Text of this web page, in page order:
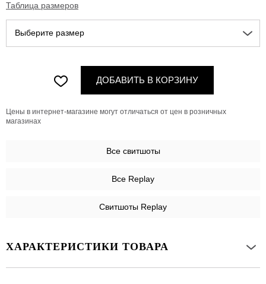
Таблица размеров
Выберите размер
ДОБАВИТЬ В КОРЗИНУ
Цены в интернет-магазине могут отличаться от цен в розничных
магазинах
Все свитшоты
Все Replay
Свитшоты Replay
ХАРАКТЕРИСТИКИ ТОВАРА